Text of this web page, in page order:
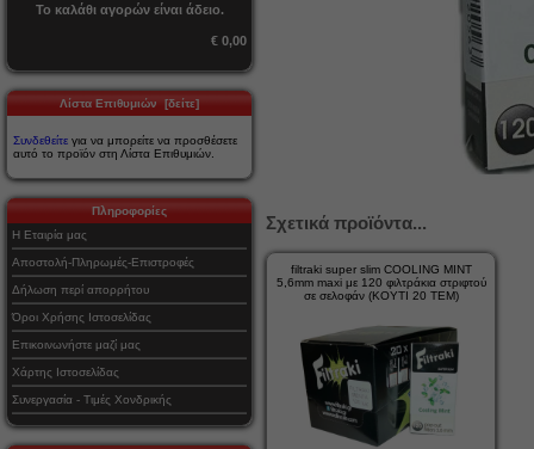
Το καλάθι αγορών είναι άδειο.
€ 0,00
Λίστα Επιθυμιών [δείτε]
Συνδεθείτε για να μπορείτε να προσθέσετε
αυτό το προϊόν στη Λίστα Επιθυμιών.
Πληροφορίες
Η Εταιρία μας
Αποστολή-Πληρωμές-Επιστροφές
Δήλωση περί απορρήτου
Όροι Χρήσης Ιστοσελίδας
Επικοινωνήστε μαζί μας
Χάρτης Ιστοσελίδας
Συνεργασία - Τιμές Χονδρικής
Σχετικά προϊόντα...
filtraki super slim COOLING MINT
5,6mm maxi με 120 φιλτράκια στριφτού
σε σελοφάν (ΚΟΥΤΙ 20 ΤΕΜ)